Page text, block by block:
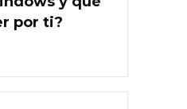
por ti?